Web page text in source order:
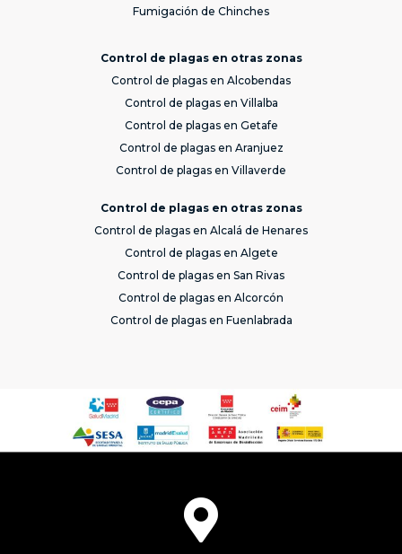
Fumigación de Chinches
Control de plagas en otras zonas
Control de plagas en Alcobendas
Control de plagas en Villalba
Control de plagas en Getafe
Control de plagas en Aranjuez
Control de plagas en Villaverde
Control de plagas en otras zonas
Control de plagas en Alcalá de Henares
Control de plagas en Algete
Control de plagas en San Rivas
Control de plagas en Alcorcón
Control de plagas en Fuenlabrada